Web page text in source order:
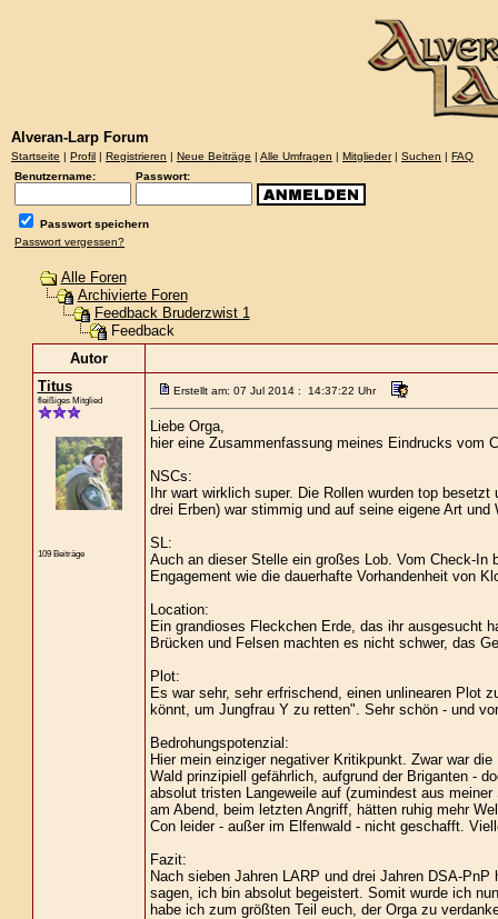
Alveran-Larp Forum
Startseite | Profil | Registrieren | Neue Beiträge | Alle Umfragen | Mitglieder| Suchen | FAQ
Benutzername:
Passwort:
Passwort speichern
Passwort vergessen?
Alle Foren
Archivierte Foren
Feedback Bruderzwist 1
Feedback
Autor
Titus
fleißiges Mitglied
109 Beiträge
Erstellt am: 07 Jul 2014 : 14:37:22 Uhr
Liebe Orga,
hier eine Zusammenfassung meines Eindrucks vom
NSCs:
Ihr wart wirklich super. Die Rollen wurden top
drei Erben) war stimmig und auf seine eigene Art
SL:
Auch an dieser Stelle ein großes Lob. Vom Check-
Engagement wie die dauerhafte Vorhandenheit von
Location:
Ein grandioses Fleckchen Erde, das ihr ausgesucht
Brücken und Felsen machten es nicht schwer, das
Plot:
Es war sehr, sehr erfrischend, einen unlinearen Plot
könnt, um Jungfrau Y zu retten". Sehr schön - und
Bedrohungspotenzial:
Hier mein einziger negativer Kritikpunkt. Zwar war
Wald prinzipiell gefährlich, aufgrund der Briganten -
absolut tristen Langeweile auf (zumindest aus
am Abend, beim letzten Angriff, hätten ruhig mehr
Con leider - außer im Elfenwald - nicht geschafft.
Fazit:
Nach sieben Jahren LARP und drei Jahren DSA-
sagen, ich bin absolut begeistert. Somit wurde ich
habe ich zum größten Teil euch, der Orga zu